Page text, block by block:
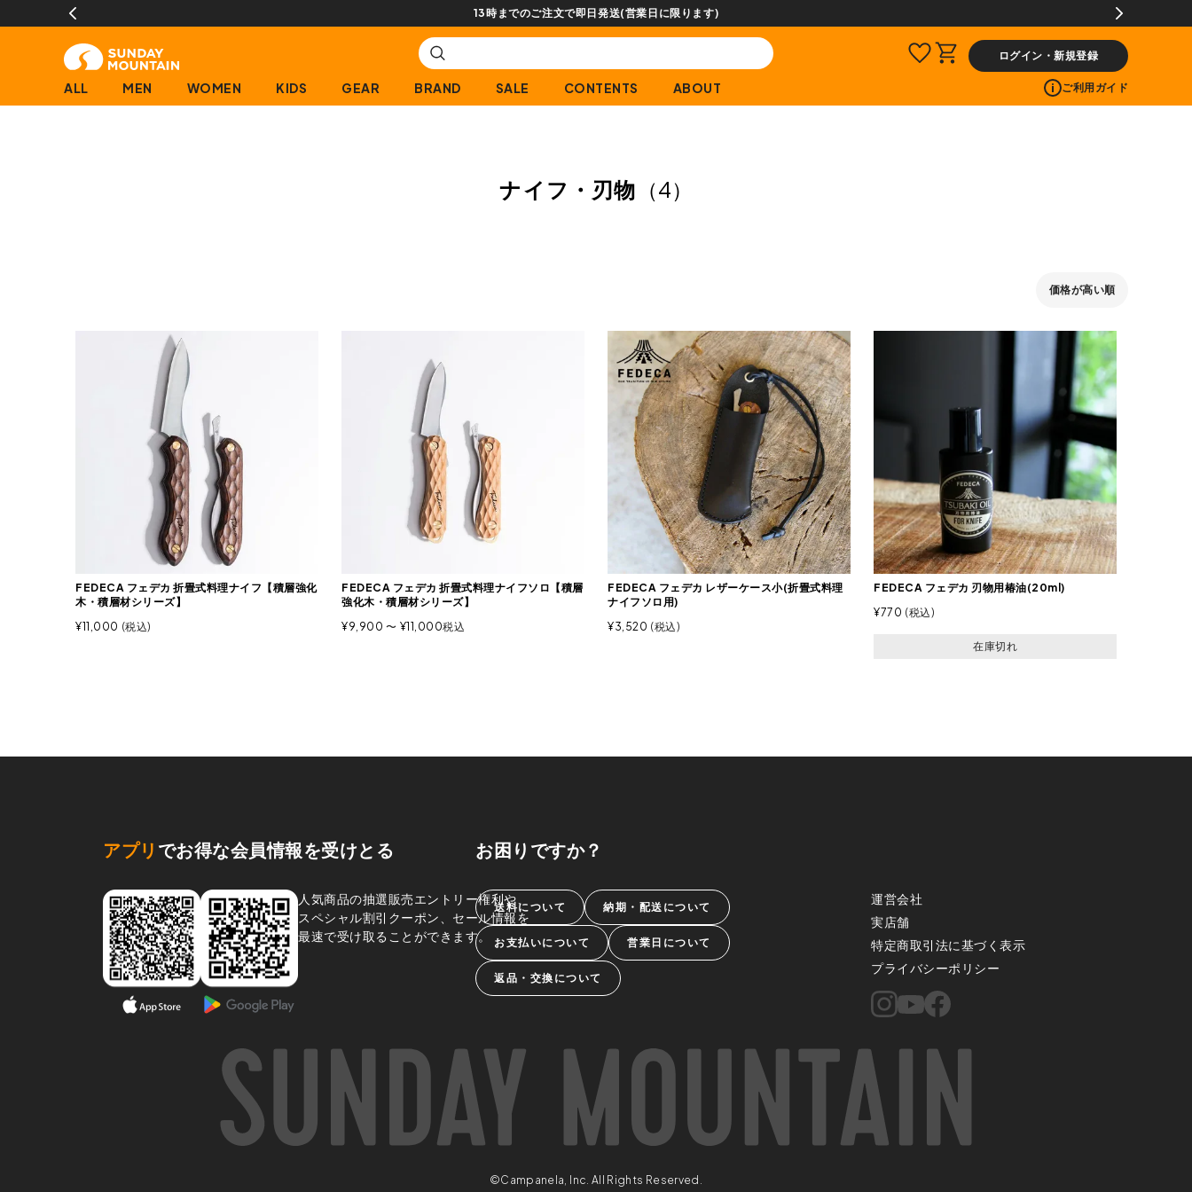
13時までのご注文で即日発送(営業日に限ります)
ログイン・新規登録
ALL MEN WOMEN KIDS GEAR BRAND SALE CONTENTS ABOUT ご利用ガイド
ナイフ・刃物 （4）
価格が高い順
FEDECA フェデカ 折畳式料理ナイフ【積層強化
木・積層材シリーズ】
¥11,000 税込
FEDECA フェデカ 折畳式料理ナイフソロ【積層
強化木・積層材シリーズ】
¥9,900 〜 ¥11,000税込
FEDECA フェデカ レザーケース小(折畳式料理
ナイフソロ用)
¥3,520 税込
FEDECA フェデカ 刃物用椿油(20ml)
¥770 税込
在庫切れ
アプリ でお得な会員情報を受けとる
人気商品の抽選販売エントリー権利や、
スペシャル割引クーポン、セール情報を
最速で受け取ることができます。
お困りですか？
送料について 納期・配送について
お支払いについて 営業日について
返品・交換について
運営会社
実店舗
特定商取引法に基づく表示
プライバシーポリシー
©Campanela, Inc. All Rights Reserved.